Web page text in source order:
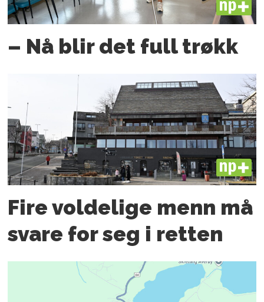
PLUS
– Nå blir det full trøkk
PLUS
Fire voldelige menn må
svare for seg i retten